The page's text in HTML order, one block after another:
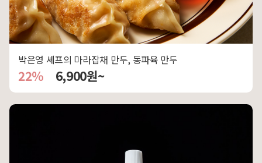
박은영 셰프의 마라잡채 만두, 동파육 만두
22% 6,900원~